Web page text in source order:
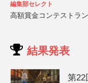
編集部セレクト
高額賞金コンテストラ
結果発表
第22